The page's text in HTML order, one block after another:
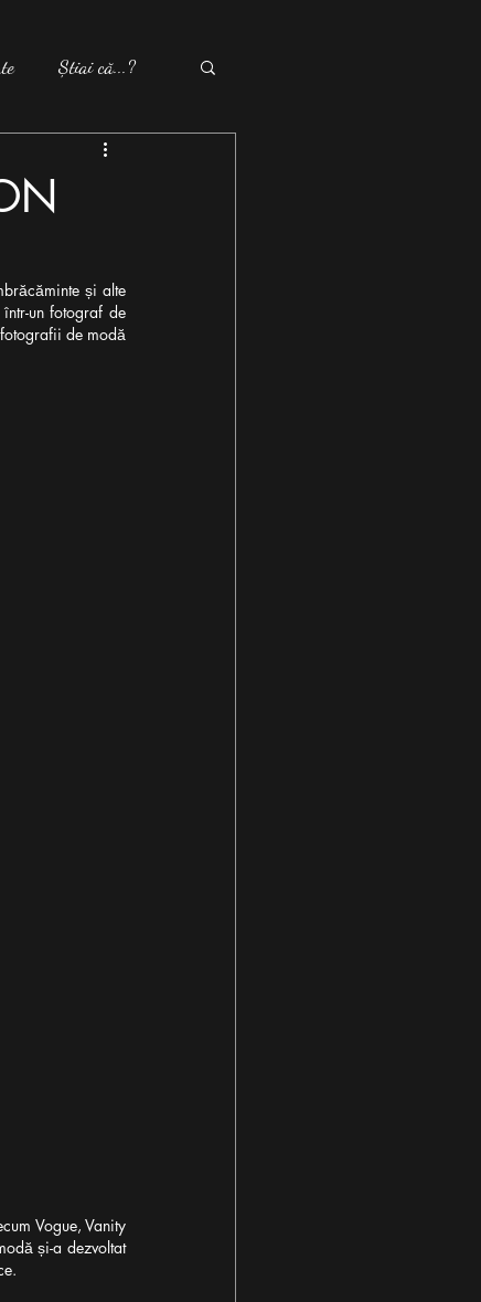
Știai că...?
și alte
un fotograf de
de modă
Vogue, Vanity
și-a dezvoltat